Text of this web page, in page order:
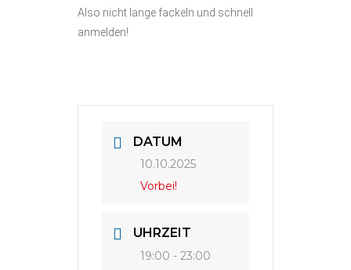
Also nicht lange fackeln und schnell
anmelden!
DATUM
10.10.2025
Vorbei!
UHRZEIT
19:00 - 23:00